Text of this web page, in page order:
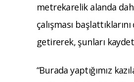
metrekarelik alanda
çalışması
getirerek, şunları
“Burada yaptığımız